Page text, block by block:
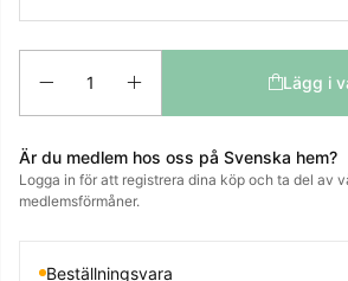
Lägg i
Är du medlem hos oss på Svenska hem?
Logga in för att registrera dina köp och ta del av
medlemsförmåner.
Beställningsvara